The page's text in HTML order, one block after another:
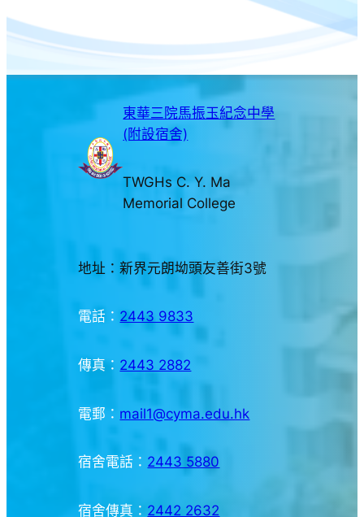
東華三院馬振玉紀念中學
(附設宿舍)
TWGHs C. Y. Ma
Memorial College
地址：新界元朗坳頭友善街3號
電話： 2443 9833
傳真： 2443 2882
電郵： mail1@cyma.edu.hk
宿舍電話： 2443 5880
宿舍傳真： 2442 2632